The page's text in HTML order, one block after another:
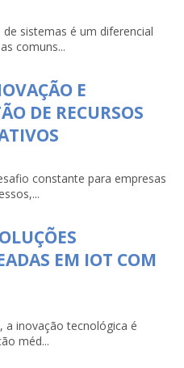
sistemas é um diferencial
comuns...
E
DE RECURSOS
constante para empresas
EM IOT COM
a inovação tecnológica é
méd...